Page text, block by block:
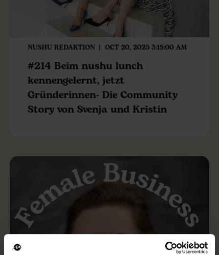
NUSHU REDAKTION OCT 20, 2025 3:15:00 AM
#214 Beim nushu lunch
kennengelernt, jetzt
Gründerinnen- Die Community
Story von Svenja und Kristin